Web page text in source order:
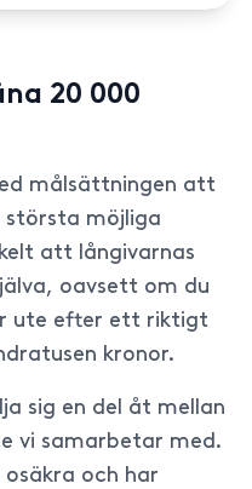
20 000
målsättningen att
största möjliga
att långivarnas
oavsett om du
ute efter ett riktigt
kronor.
sig en del åt mellan
vi samarbetar med.
och har